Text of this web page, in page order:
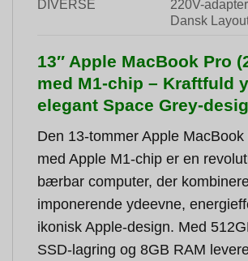
DIVERSE
220V-
Dansk
13″ Apple MacBook Pro
med M1-chip – Kraftfuld
elegant Space Grey-
Den 13-tommer Apple
med Apple M1-chip er en
bærbar computer, der
imponerende ydeevne,
ikonisk Apple-design. Med
SSD-lagring og 8GB RAM